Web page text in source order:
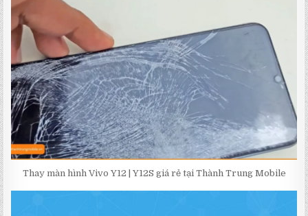
Thay màn hình Vivo Y12 | Y12S giá rẻ tại Thành Trung Mobile